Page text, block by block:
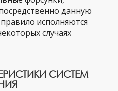
данную
исполняются
случаях
СИСТЕМ